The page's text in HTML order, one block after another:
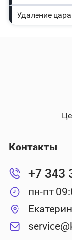
Удаление
Контакты
+7 343
пн-пт